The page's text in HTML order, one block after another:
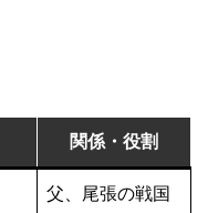
関係・役割
父、尾張の戦国